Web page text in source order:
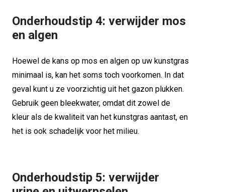
Onderhoudstip 4: verwijder mos
en algen
Hoewel de kans op mos en algen op uw kunstgras
minimaal is, kan het soms toch voorkomen. In dat
geval kunt u ze voorzichtig uit het gazon plukken.
Gebruik geen bleekwater, omdat dit zowel de
kleur als de kwaliteit van het kunstgras aantast, en
het is ook schadelijk voor het milieu.
Onderhoudstip 5: verwijder